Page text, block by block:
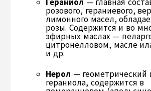
розового, гераниевого,
лимонного масел,
розы. Содержится и во
эфирных маслах —
цитронелловом, масле
и др.
Нерол — геометрический
гераниола, содержится в